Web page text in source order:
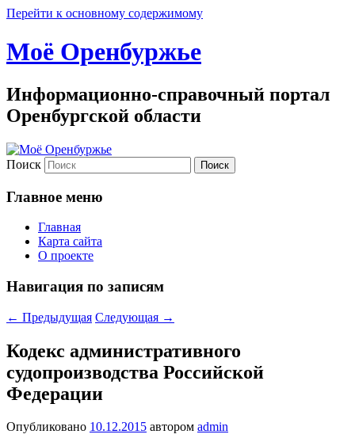
Перейти к основному содержимому
Моё Оренбуржье
Информационно-справочный портал
Оренбургской области
Поиск
Главное меню
Главная
Карта сайта
О проекте
Навигация по записям
← Предыдущая Следующая →
Кодекс административного
судопроизводства Российской
Федерации
Опубликовано 10.12.2015 автором admin